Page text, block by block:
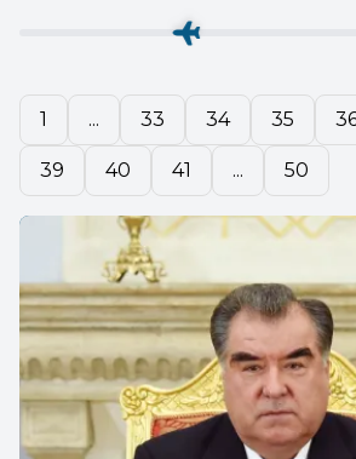
1 ... 33 34 35
39 40 41 ... 50